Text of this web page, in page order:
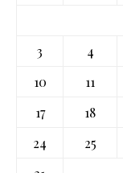
3
4
10
11
17
18
24
25